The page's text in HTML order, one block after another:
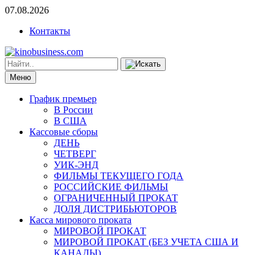
07.08.2026
Контакты
Меню
График премьер
В России
В США
Кассовые сборы
ДЕНЬ
ЧЕТВЕРГ
УИК-ЭНД
ФИЛЬМЫ ТЕКУЩЕГО ГОДА
РОССИЙСКИЕ ФИЛЬМЫ
ОГРАНИЧЕННЫЙ ПРОКАТ
ДОЛЯ ДИСТРИБЬЮТОРОВ
Касса мирового проката
МИРОВОЙ ПРОКАТ
МИРОВОЙ ПРОКАТ (БЕЗ УЧЕТА США И
КАНАДЫ)